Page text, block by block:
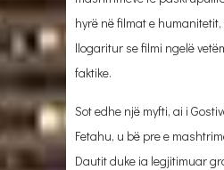
hyrë në filmat e humanitetit,
llogaritur se filmi ngelë
faktike.
Sot edhe një myfti, ai i
Fetahu, u bë pre e
Dautit duke ia legjitimuar